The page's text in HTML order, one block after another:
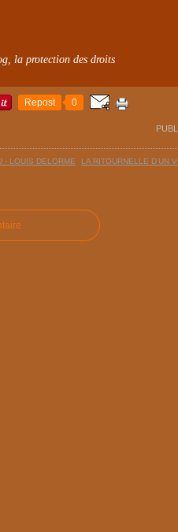
la protection des droits
Repost 0
- LOUIS DELORME LA RITOURNELLE D’UN